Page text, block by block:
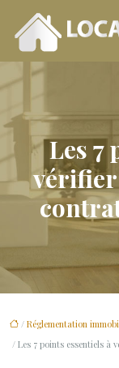
Les 7
vérifier
/ Réglementation
/ Les 7 points essentiels